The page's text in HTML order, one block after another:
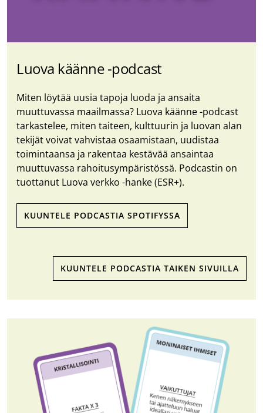
Luova käänne -podcast
Miten löytää uusia tapoja luoda ja ansaita
muuttuvassa maailmassa? Luova käänne -​podcast
tarkastelee, miten taiteen, kulttuurin ja luovan alan
tekijät voivat vahvistaa osaamistaan, uudistaa
toimintaansa ja rakentaa kestävää ansaintaa
muuttuvassa rahoitusympäristössä. Podcastin on
tuottanut Luova verkko -hanke (ESR+).
KUUNTELE PODCASTIA SPOTIFYSSA
KUUNTELE PODCASTIA TAIKEN SIVUILLA